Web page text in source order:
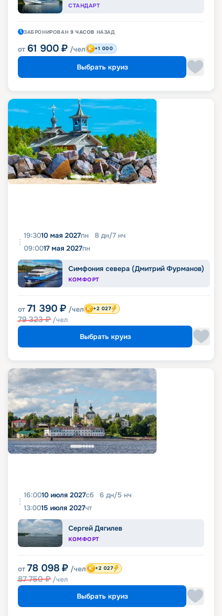
СТАНДАРТ
ЗАБРОНИРОВАН 9 ЧАСОВ НАЗАД
от 61 900 ₽ /чел +1 000
Выбрать круиз
19:3010 мая 2027пн 8 дн/7 нч
09:0017 мая 2027пн
Симфония севера (Дмитрий Фурманов)
КОМФОРТ
от 71 390 ₽ /чел
79 323₽ /чел
+2 027
Выбрать круиз
16:0010 июля 2027сб 6 дн/5 нч
13:0015 июля 2027чт
Сергей Дягилев
КОМФОРТ
от 78 098 ₽ /чел
87 750₽ /чел
+2 027
Выбрать круиз